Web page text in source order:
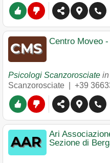
Centro Moveo
Psicologi Scanzorosciate in
Scanzorosciate
+39
Ari
Sezione di